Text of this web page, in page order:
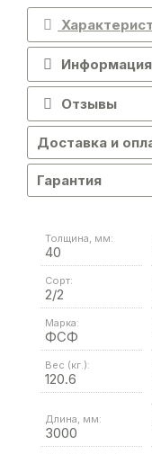
Информация
Отзывы
Доставка и
Гарантия
Толщина, мм:
40
Сорт:
2/2
Марка:
ФСФ
Вес (кг.):
120.6
Длина, мм:
3000